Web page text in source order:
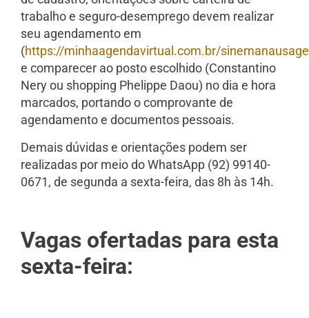
trabalho e seguro-desemprego devem realizar
seu agendamento em
(https://minhaagendavirtual.com.br/
e comparecer ao posto escolhido (Constantino
Nery ou shopping Phelippe Daou) no dia e hora
marcados, portando o comprovante de
agendamento e documentos pessoais.
Demais dúvidas e orientações podem ser
realizadas por meio do WhatsApp (92) 99140-
0671, de segunda a sexta-feira, das 8h às 14h.
Vagas ofertadas para esta
sexta-feira: